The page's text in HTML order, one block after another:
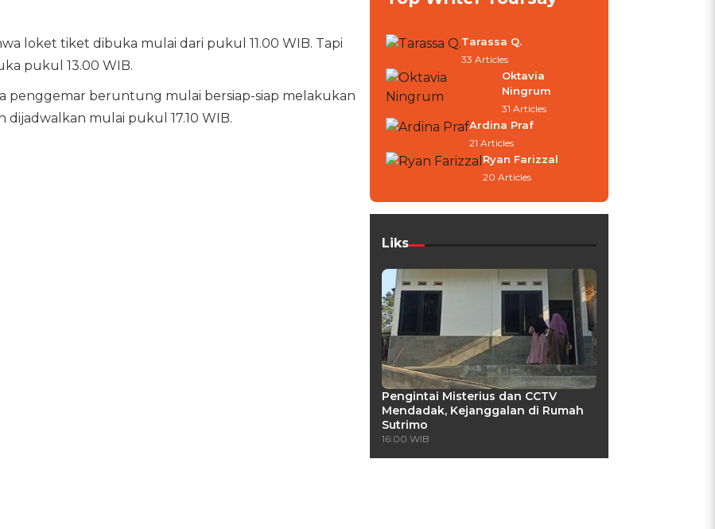
loket tiket dibuka mulai dari pukul 11.00 WIB. Tapi
pukul 13.00 WIB.
penggemar beruntung mulai bersiap-siap melakukan
dijadwalkan mulai pukul 17.10 WIB.
Tarassa Q.
33 Articles
Oktavia
Ningrum
31 Articles
Ardina Praf
21 Articles
Ryan Farizzal
20 Articles
Liks
Pengintai Misterius dan CCTV
Mendadak, Kejanggalan di Rumah
Sutrimo
16:00 WIB